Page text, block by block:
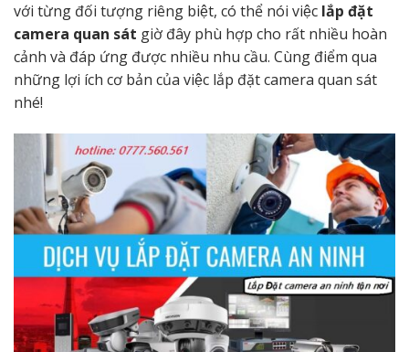
với từng đối tượng riêng biệt, có thể nói việc lắp đặt
camera quan sát giờ đây phù hợp cho rất nhiều hoàn
cảnh và đáp ứng được nhiều nhu cầu. Cùng điểm qua
những lợi ích cơ bản của việc lắp đặt camera quan sát
nhé!